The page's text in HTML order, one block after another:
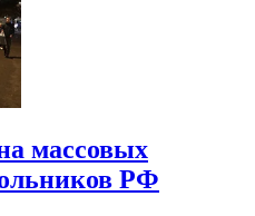
массовых
РФ